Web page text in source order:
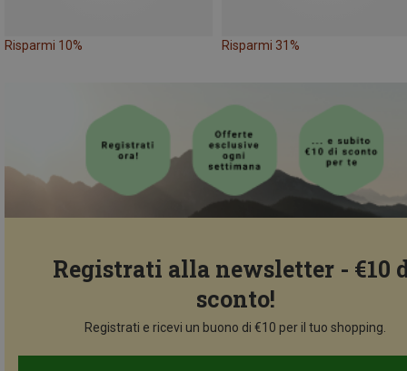
Risparmi 10% Risparmi 31%
Registrati alla newsletter - €10
sconto!
Registrati e ricevi un buono di €10 per il tuo shopping.